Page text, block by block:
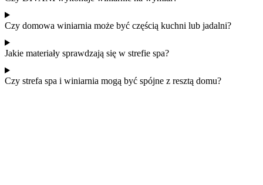
Czy domowa winiarnia może być częścią kuchni lub jadalni?
Jakie materiały sprawdzają się w strefie spa?
Czy strefa spa i winiarnia mogą być spójne z resztą domu?